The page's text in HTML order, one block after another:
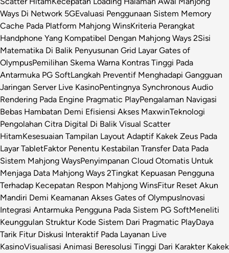
Ways Di Network 5GEvaluasi Penggunaan Sistem Memory
Cache Pada Platform Mahjong WinsKriteria Perangkat
Handphone Yang Kompatibel Dengan Mahjong Ways 2Sisi
Matematika Di Balik Penyusunan Grid Layar Gates of
OlympusPemilihan Skema Warna Kontras Tinggi Pada
Antarmuka PG SoftLangkah Preventif Menghadapi Gangguan
Jaringan Server Live KasinoPentingnya Synchronous Audio
Rendering Pada Engine Pragmatic PlayPengalaman Navigasi
Bebas Hambatan Demi Efisiensi Akses MaxwinTeknologi
Pengolahan Citra Digital Di Balik Visual Scatter
HitamKesesuaian Tampilan Layout Adaptif Kakek Zeus Pada
Layar TabletFaktor Penentu Kestabilan Transfer Data Pada
Sistem Mahjong WaysPenyimpanan Cloud Otomatis Untuk
Menjaga Data Mahjong Ways 2Tingkat Kepuasan Pengguna
Terhadap Kecepatan Respon Mahjong WinsFitur Reset Akun
Mandiri Demi Keamanan Akses Gates of OlympusInovasi
Integrasi Antarmuka Pengguna Pada Sistem PG SoftMeneliti
Keunggulan Struktur Kode Sistem Dari Pragmatic PlayDaya
Tarik Fitur Diskusi Interaktif Pada Layanan Live
KasinoVisualisasi Animasi Beresolusi Tinggi Dari Karakter Kakek